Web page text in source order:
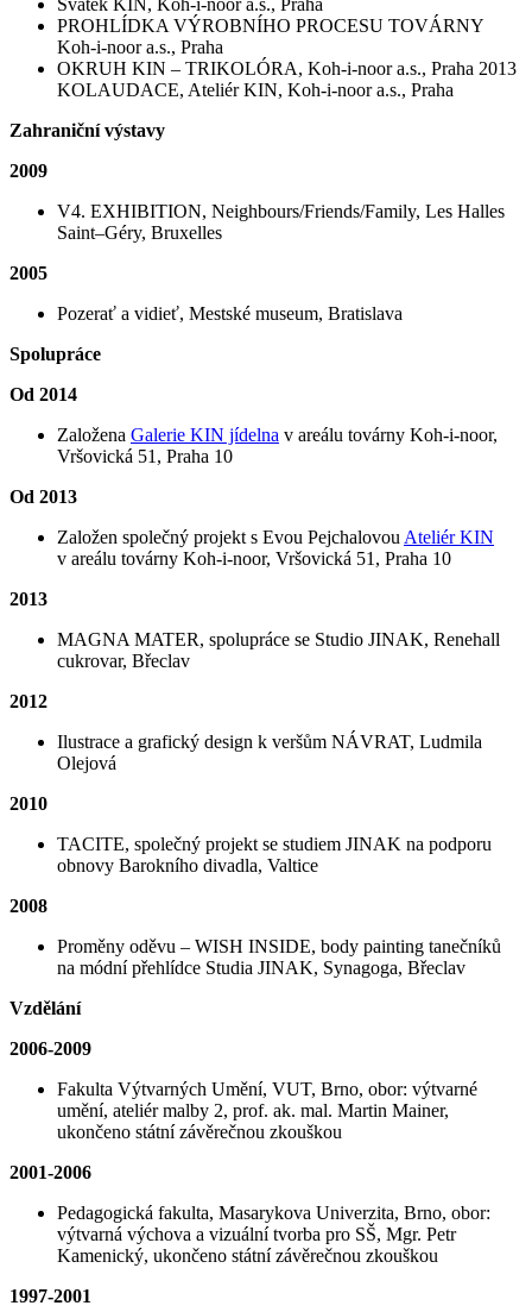
PROHLÍDKA VÝROBNÍHO PROCESU TOVÁRNY
Koh-i-noor a.s., Praha
OKRUH KIN – TRIKOLÓRA, Koh-i-noor a.s., Praha 2013
KOLAUDACE, Ateliér KIN, Koh-i-noor a.s., Praha
Zahraniční výstavy
2009
V4. EXHIBITION, Neighbours/Friends/Family, Les Halles
Saint‒Géry, Bruxelles
2005
Pozerať a vidieť, Mestské museum, Bratislava
Spolupráce
Od 2014
Založena Galerie KIN jídelna v areálu továrny Koh-i-noor,
Vršovická 51, Praha 10
Od 2013
Založen společný projekt s Evou Pejchalovou Ateliér KIN
v areálu továrny Koh-i-noor, Vršovická 51, Praha 10
2013
MAGNA MATER, spolupráce se Studio JINAK, Renehall
cukrovar, Břeclav
2012
Ilustrace a grafický design k veršům NÁVRAT, Ludmila
Olejová
2010
TACITE, společný projekt se studiem JINAK na podporu
obnovy Barokního divadla, Valtice
2008
Proměny oděvu – WISH INSIDE, body painting tanečníků
na módní přehlídce Studia JINAK, Synagoga, Břeclav
Vzdělání
2006-2009
Fakulta Výtvarných Umění, VUT, Brno, obor: výtvarné
umění, ateliér malby 2, prof. ak. mal. Martin Mainer,
ukončeno státní závěrečnou zkouškou
2001-2006
Pedagogická fakulta, Masarykova Univerzita, Brno, obor:
výtvarná výchova a vizuální tvorba pro SŠ, Mgr. Petr
Kamenický, ukončeno státní závěrečnou zkouškou
1997-2001